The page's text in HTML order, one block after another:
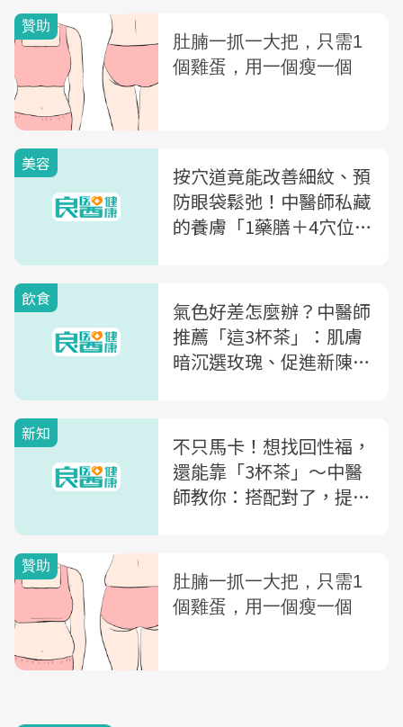
美容
按穴道竟能改善細紋、預
防眼袋鬆弛！中醫師私藏
的養膚「1藥膳＋4穴位」
飲食
氣色好差怎麼辦？中醫師
推薦「這3杯茶」：肌膚
暗沉選玫瑰、促進新陳代
新知
不只馬卡！想找回性福，
還能靠「3杯茶」～中醫
師教你：搭配對了，提升